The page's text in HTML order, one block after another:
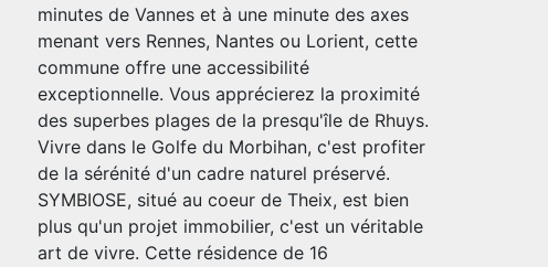
minutes de Vannes et à une minute des axes
menant vers Rennes, Nantes ou Lorient, cette
commune offre une accessibilité
exceptionnelle. Vous apprécierez la proximité
des superbes plages de la presqu'île de Rhuys.
Vivre dans le Golfe du Morbihan, c'est profiter
de la sérénité d'un cadre naturel préservé.
SYMBIOSE, situé au coeur de Theix, est bien
plus qu'un projet immobilier, c'est un véritable
art de vivre. Cette résidence de 16